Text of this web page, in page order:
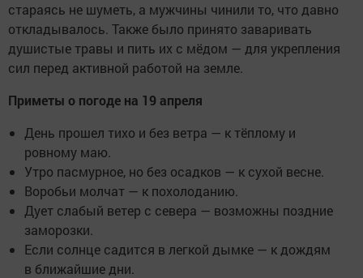
стараясь не шуметь, а мужчины чинили то, что давно
откладывалось. Также было принято заваривать
душистые травы и пить их с мёдом — для укрепления
сил перед активной работой на земле.
Приметы о погоде на 19 апреля
День прошел тихо и без ветра — к тёплому и
ровному маю.
Утро пасмурное, но без осадков — к сухой весне.
Воробьи молчат — к похолоданию.
Дует слабый ветер с севера — возможны поздние
заморозки.
Если солнце садится в легкой дымке — к дождям
в ближайшие дни.